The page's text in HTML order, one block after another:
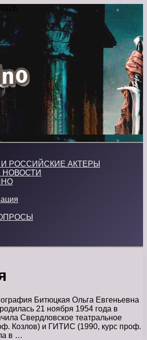
РОССИЙСКИЕ АКТЕРЫ
Битюцкая Ольга Евгеньевна
21 ноября 1954 года в
Свердловское театральное
Козлов) и ГИТИС (1990, курс проф.
в …